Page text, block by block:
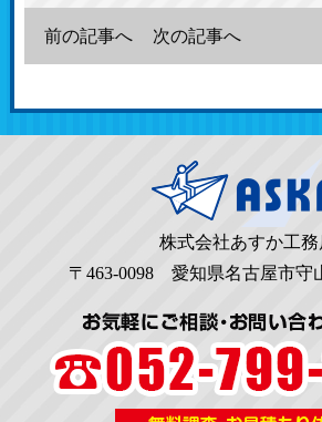
前の記事へ 次の記事へ
株式会社あすか工務
〒463-0098 愛知県名古屋市守